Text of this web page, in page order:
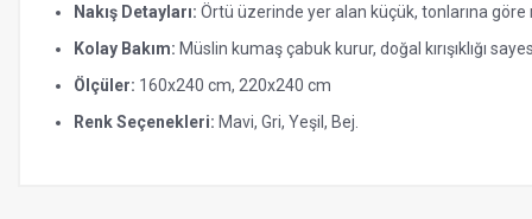
Nakış Detayları: Örtü üzerinde yer alan küçük, tonlarına göre
Kolay Bakım: Müslin kumaş çabuk kurur, doğal kırışıklığı
Ölçüler: 160x240 cm, 220x240 cm
Renk Seçenekleri: Mavi, Gri, Yeşil, Bej.